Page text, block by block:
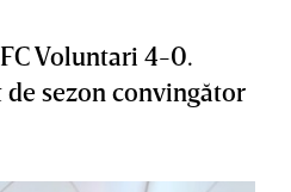
Voluntari 4-0.
de sezon convingător